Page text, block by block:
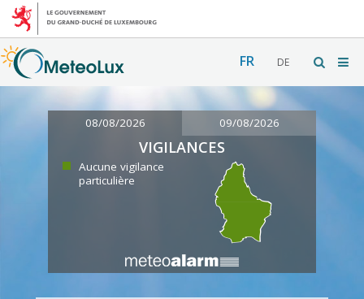
FR DE
08/08/2026 09/08/2026
VIGILANCES
Aucune vigilance
particulière